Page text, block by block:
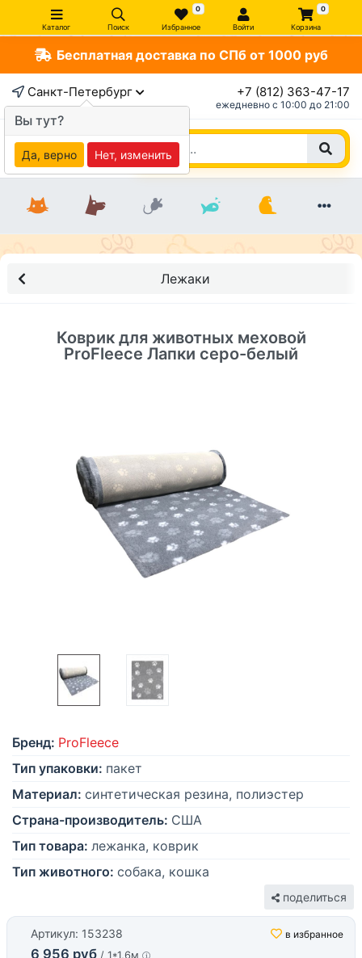
Каталог Поиск
0
Избранное Войти
0
Корзина
Бесплатная доставка по СПб от 1000 руб
Санкт-Петербург +7 (812) 363-47-17
ежедневно c 10:00 до 21:00
Лежаки
Коврик для животных меховой
ProFleece Лапки серо-белый
Бренд: ProFleece
Тип упаковки: пакет
Материал: синтетическая резина, полиэстер
Страна-производитель: США
Тип товара: лежанка, коврик
Тип животного: собака, кошка
поделиться
Артикул: 153238 в избранное
6 956 руб / 1*1,6м
Вы тут?
Да, верно Нет, изменить